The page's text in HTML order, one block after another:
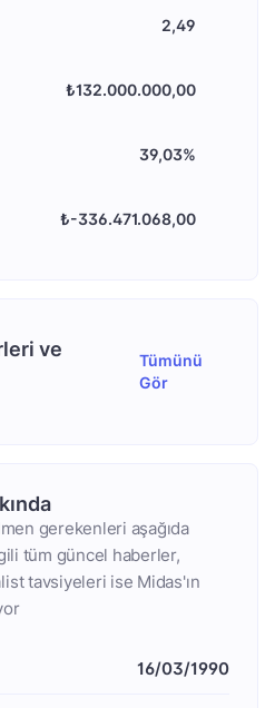
2,49
₺132.000.000,00
39,03%
₺-336.471.068,00
ve
Tümünü
Gör
gerekenleri aşağıda
tüm güncel haberler,
tavsiyeleri ise Midas'ın
16/03/1990